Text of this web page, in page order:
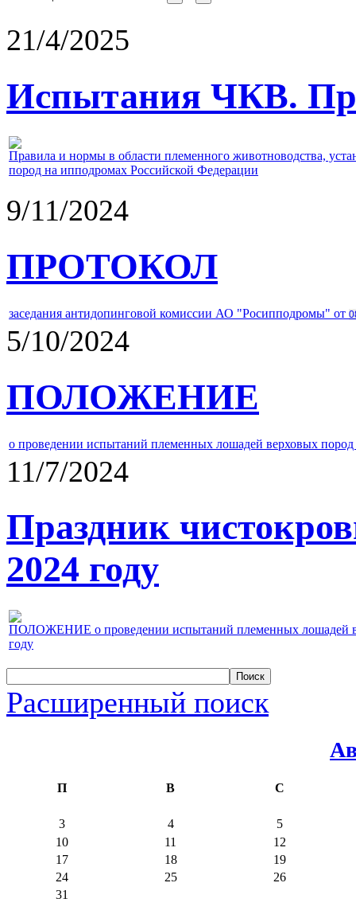
21/4/2025
Испытания ЧКВ.
Правила и нормы в области племенного животноводства,
пород на ипподромах Российской Федерации
9/11/2024
ПРОТОКОЛ
заседания антидопинговой комиссии АО "Росипподромы" от
5/10/2024
ПОЛОЖЕНИЕ
о проведении испытаний племенных лошадей верховых
11/7/2024
Праздник
2024 году
ПОЛОЖЕНИЕ о проведении испытаний племенных лошадей
году
Расширенный поиск
П В С
3 4
5
10
11
12
17
18
19
24
25
26
31